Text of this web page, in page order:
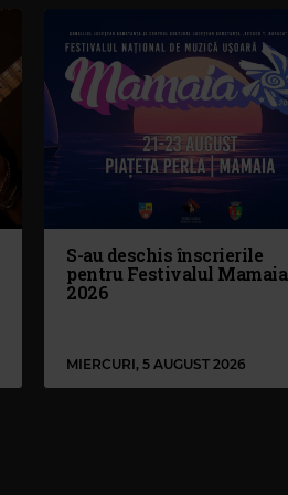
S-au deschis înscrierile
pentru Festivalul Mamaia
2026
MIERCURI, 5 AUGUST 2026